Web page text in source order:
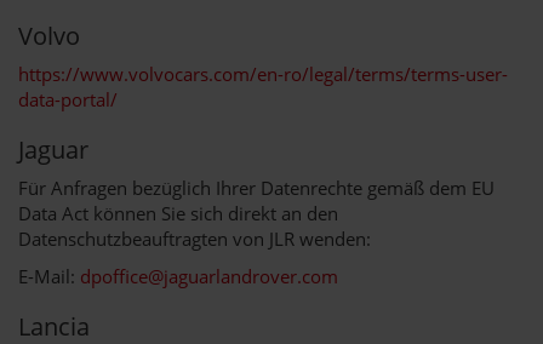
Volvo
https://www.volvocars.com/en-ro/legal/terms/terms-user-
data-portal/
Jaguar
Für Anfragen bezüglich Ihrer Datenrechte gemäß dem EU
Data Act können Sie sich direkt an den
Datenschutzbeauftragten von JLR wenden:
E-Mail: dpoffice@jaguarlandrover.com
Lancia